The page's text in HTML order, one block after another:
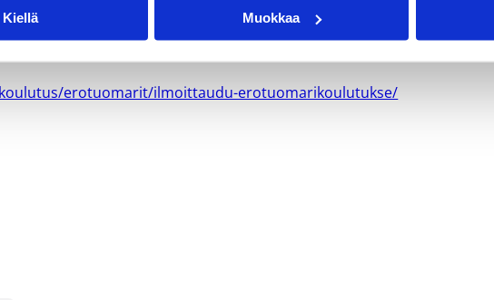
Kiellä Muokkaa
linkistä
erotuomarit/ilmoittaudu-erotuomarikoulutukse/